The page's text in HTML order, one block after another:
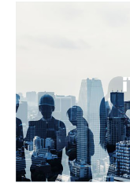
养老